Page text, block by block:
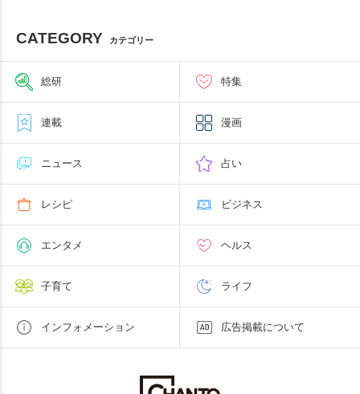
CATEGORY カテゴリー
総研 特集
連載 漫画
ニュース 占い
レシピ ビジネス
エンタメ ヘルス
子育て ライフ
インフォメーション 広告掲載について